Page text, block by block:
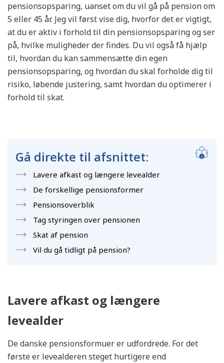
pensionsopsparing, uanset om du vil gå på pension om
5 eller 45 år. Jeg vil først vise dig, hvorfor det er vigtigt,
at du er aktiv i forhold til din pensionsopsparing og ser
på, hvilke muligheder der findes. Du vil også få hjælp
til, hvordan du kan sammensætte din egen
pensionsopsparing, og hvordan du skal forholde dig til
risiko, løbende justering, samt hvordan du optimerer i
forhold til skat.
Gå direkte til afsnittet:
Lavere afkast og længere levealder
De forskellige pensionsformer
Pensionsoverblik
Tag styringen over pensionen
Skat af pension
Vil du gå tidligt på pension?
Lavere afkast og længere
levealder
De danske pensionsformuer er udfordrede. For det
første er levealderen steget hurtigere end